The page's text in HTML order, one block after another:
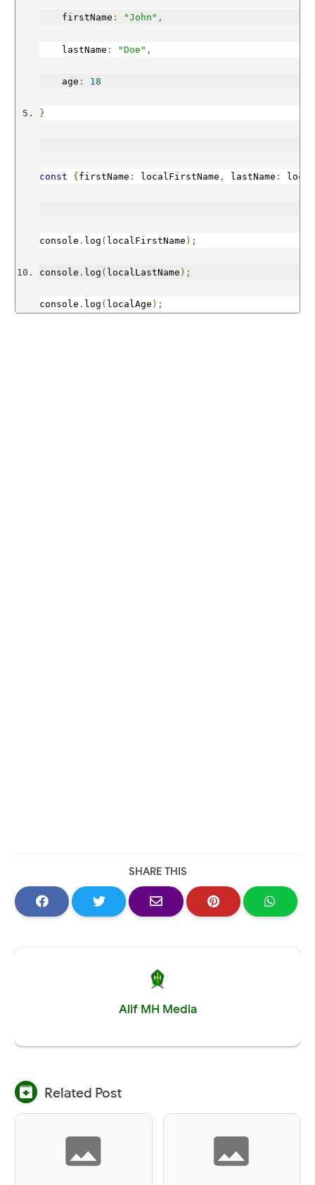
firstName : "John" ,
lastName : "Doe" ,
age : 18
}
const { firstName : localFirstName , lastName :
console . log ( localFirstName );
console . log ( localLastName );
console . log ( localAge );
SHARE THIS
Alif MH Media
 Related Post